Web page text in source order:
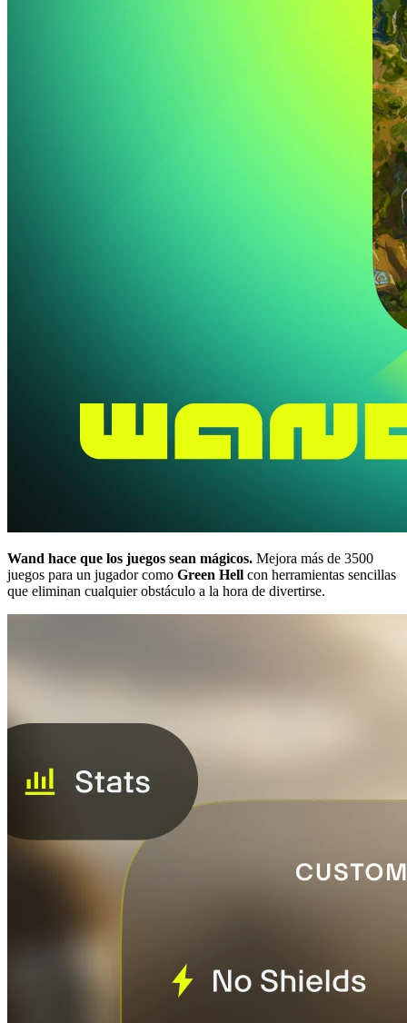
Wand hace que los juegos sean mágicos. Mejora más de 3500
juegos para un jugador como Green Hell con herramientas sencillas
que eliminan cualquier obstáculo a la hora de divertirse.